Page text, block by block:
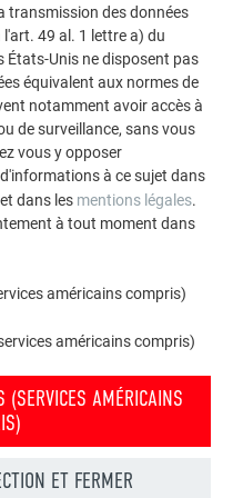
PREFA
et protection contre les
transmission des données
49 al. 1 lettre a) du
États-Unis ne disposent pas
équivalent aux normes de
notamment avoir accès à
de surveillance, sans vous
vous y opposer
à ce sujet dans
et dans les mentions légales.
à tout moment dans
américains compris)
américains compris)
(SERVICES AMÉRICAINS
ET FERMER